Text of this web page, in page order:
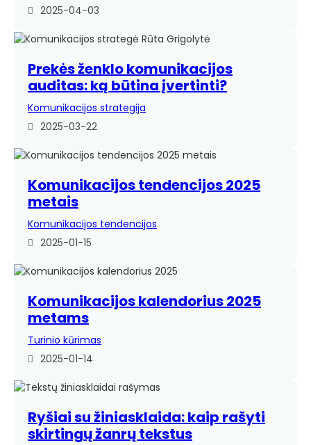
2025-04-03
Prekės ženklo komunikacijos
auditas: ką būtina įvertinti?
Komunikacijos strategija
2025-03-22
Komunikacijos tendencijos 2025
metais
Komunikacijos tendencijos
2025-01-15
Komunikacijos kalendorius 2025
metams
Turinio kūrimas
2025-01-14
Ryšiai su žiniasklaida: kaip rašyti
skirtingų žanrų tekstus